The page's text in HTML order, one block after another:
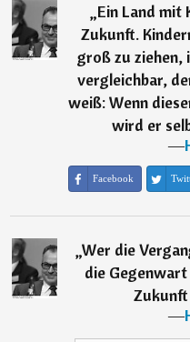
„Ein Land mit
Zukunft.
groß zu ziehen,
vergleichbar,
weiß: Wenn
wird er
―
Facebook
„Wer die
die
―